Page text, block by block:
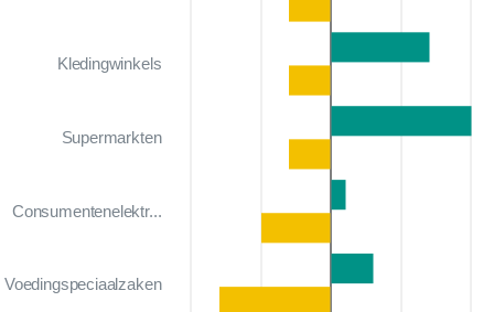
Kledingwinkels
Supermarkten
Consumentenelektr...
Voedingspeciaalzaken